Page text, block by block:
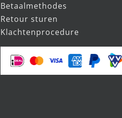
Betaalmethodes
Retour sturen
Klachtenprocedure